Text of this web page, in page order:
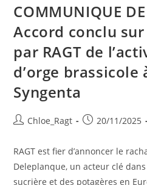
COMMUNIQUE DE
Accord conclu
par RAGT de
d’orge brassicole
Syngenta
Chloe_Ragt 20/11/2025
RAGT est fier d’annoncer le
Deleplanque, un acteur clé
sucrière et des potagères en